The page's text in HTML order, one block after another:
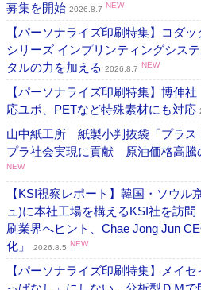
募集を開始 2026.8.7 NEW
【パーソナライズ印刷特集】コダ
シリーズ インプリンティングシス
タルの力を加える 2026.8.7 NEW
【パーソナライズ印刷特集】博伸
応ユポ、PETなど特殊素材にも対応
山中紙工所 紙製小判抜袋「プラス
プラ社会実現に貢献 原油価格高騰
NEW
【KSI視察レポート】韓国・ソウル
ュ)に本社工場を構えるKSI社を訪
刷業界へヒント、Chae Jong Jun
化」
2026.8.5 NEW
【パーソナライズ印刷特集】メイ